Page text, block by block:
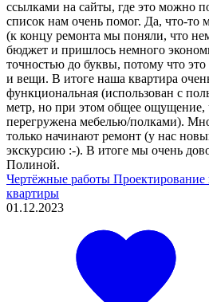
ссылками на сайты, где это можно
список нам очень помог. Да, что-
(к концу ремонта мы поняли, что
бюджет и пришлось немного
точностью до буквы, потому что
и вещи. В итоге наша квартира
функциональная (использован с
метр, но при этом общее ощущение,
перегружена мебелью/полками).
только начинают ремонт (у нас
экскурсию :-). В итоге мы очень
Полиной.
Чертёжные работы Проектирование
квартиры
01.12.2023